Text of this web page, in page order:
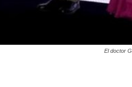
El doctor